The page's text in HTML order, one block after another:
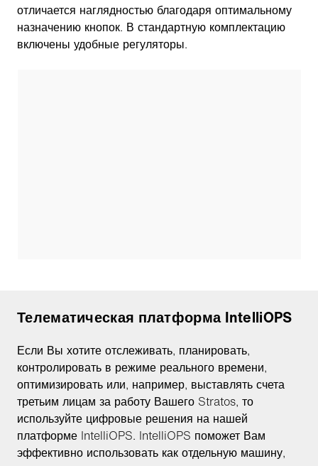
отличается наглядностью благодаря оптимальному
назначению кнопок. В стандартную комплектацию
включены удобные регуляторы.
Телематическая платформа IntelliOPS
Если Вы хотите отслеживать, планировать,
контролировать в режиме реального времени,
оптимизировать или, например, выставлять счета
третьим лицам за работу Вашего Stratos, то
используйте цифровые решения на нашей
платформе IntelliOPS. IntelliOPS поможет Вам
эффективно использовать как отдельную машину,